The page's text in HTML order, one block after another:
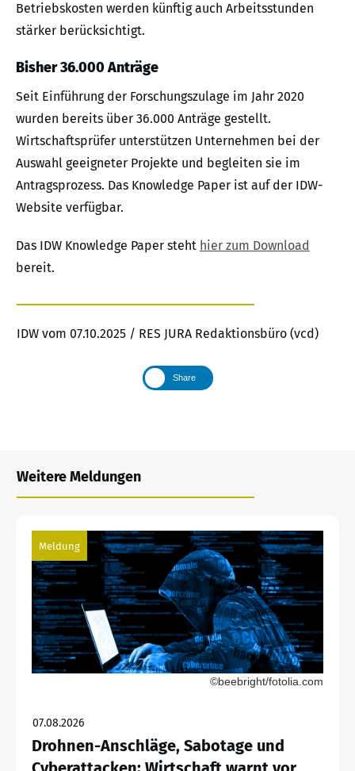
Betriebskosten werden künftig auch Arbeitsstunden
stärker berücksichtigt.
Bisher 36.000 Anträge
Seit Einführung der Forschungszulage im Jahr 2020
wurden bereits über 36.000 Anträge gestellt.
Wirtschaftsprüfer unterstützen Unternehmen bei der
Auswahl geeigneter Projekte und begleiten sie im
Antragsprozess. Das Knowledge Paper ist auf der IDW-
Website verfügbar.
Das IDW Knowledge Paper steht hier zum Download
bereit.
IDW vom 07.10.2025 / RES JURA Redaktionsbüro (vcd)
Share
Weitere Meldungen
Meldung
©beebright/fotolia.com
07.08.2026
Drohnen-Anschläge, Sabotage und